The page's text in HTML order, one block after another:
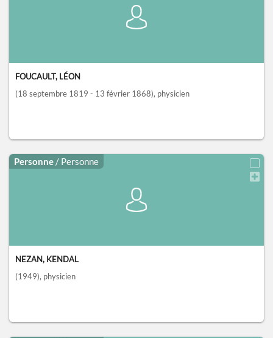
FOUCAULT, LÉON
(18 septembre 1819 - 13 février 1868), physicien
Personne / Personne
NEZAN, KENDAL
(1949), physicien